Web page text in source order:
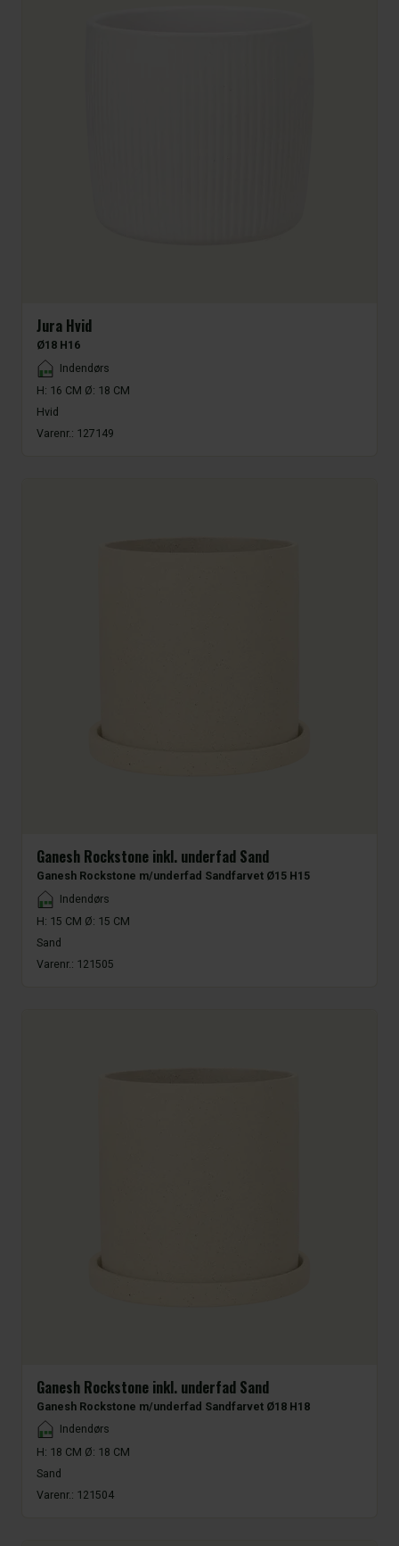
Jura Hvid
Ø18 H16
Placement
Indendørs
H: 16 CM Ø: 18 CM
Hvid
Varenr.: 127149
Ganesh Rockstone inkl. underfad Sand
Ganesh Rockstone m/underfad Sandfarvet Ø15 H15
Placement
Indendørs
H: 15 CM Ø: 15 CM
Sand
Varenr.: 121505
Ganesh Rockstone inkl. underfad Sand
Ganesh Rockstone m/underfad Sandfarvet Ø18 H18
Placement
Indendørs
H: 18 CM Ø: 18 CM
Sand
Varenr.: 121504